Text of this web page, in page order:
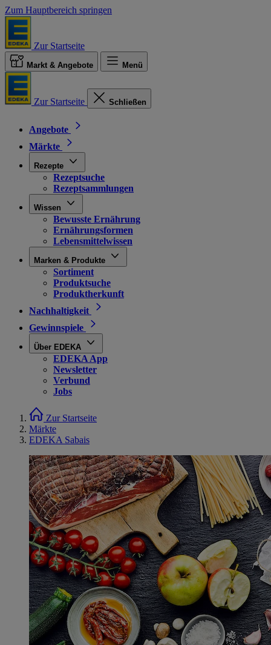
Zum Hauptbereich springen
Zur Startseite
Markt & Angebote Menü
Zur Startseite Schließen
Angebote
Märkte
Rezepte
Rezeptsuche
Rezeptsammlungen
Wissen
Bewusste Ernährung
Ernährungsformen
Lebensmittelwissen
Marken & Produkte
Sortiment
Produktsuche
Produktherkunft
Nachhaltigkeit
Gewinnspiele
Über EDEKA
EDEKA App
Newsletter
Verbund
Jobs
Zur Startseite
Märkte
EDEKA Sabais